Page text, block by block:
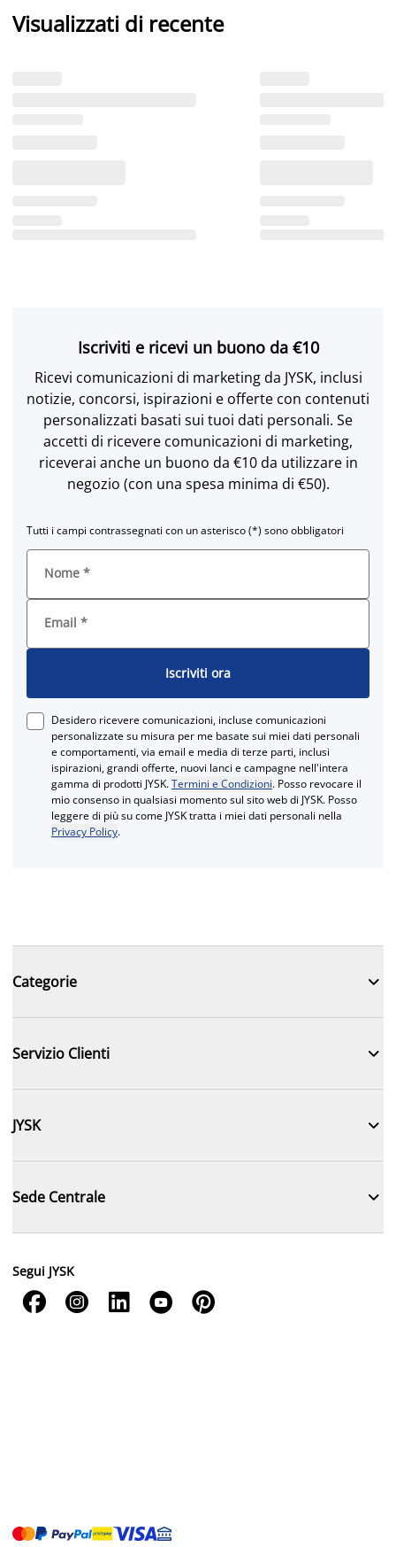
Visualizzati di recente
Iscriviti e ricevi un buono da €10
Ricevi comunicazioni di marketing da JYSK, inclusi
notizie, concorsi, ispirazioni e offerte con contenuti
personalizzati basati sui tuoi dati personali. Se
accetti di ricevere comunicazioni di marketing,
riceverai anche un buono da €10 da utilizzare in
negozio (con una spesa minima di €50).
Tutti i campi contrassegnati con un asterisco (*) sono obbligatori
Nome *
Email *
Iscriviti ora
Desidero ricevere comunicazioni, incluse comunicazioni
personalizzate su misura per me basate sui miei dati personali
e comportamenti, via email e media di terze parti, inclusi
ispirazioni, grandi offerte, nuovi lanci e campagne nell'intera
gamma di prodotti JYSK.Termini e Condizioni. Posso revocare il
mio consenso in qualsiasi momento sul sito web di JYSK. Posso
leggere di più su come JYSK tratta i miei dati personali nella
Privacy Policy.
Categorie 
Servizio Clienti 
JYSK 
Sede Centrale 
Segui JYSK
    